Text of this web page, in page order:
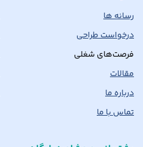
رسانه ها
درخواست طراحی
فرصت‌های شغلی
مقالات
درباره ما
تماس با ما